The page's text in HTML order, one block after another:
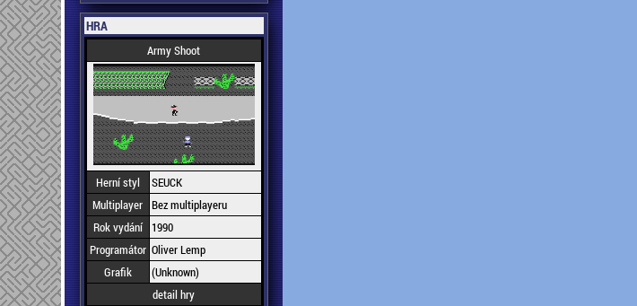
HRA
Army Shoot
Herní styl
SEUCK
Multiplayer Bez multiplayeru
Rok vydání
1990
Programátor Oliver Lemp
Grafik
(Unknown)
detail hry